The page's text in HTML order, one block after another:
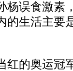
杨误食激素
的生活主要
的奥运冠